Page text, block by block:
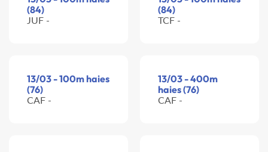
(84)
JUF -
(84)
TCF -
13/03 - 100m haies
(76)
CAF -
13/03 - 400m
haies (76)
CAF -